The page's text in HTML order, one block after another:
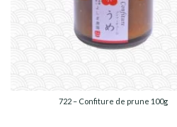
722 – Confiture de prune 100g